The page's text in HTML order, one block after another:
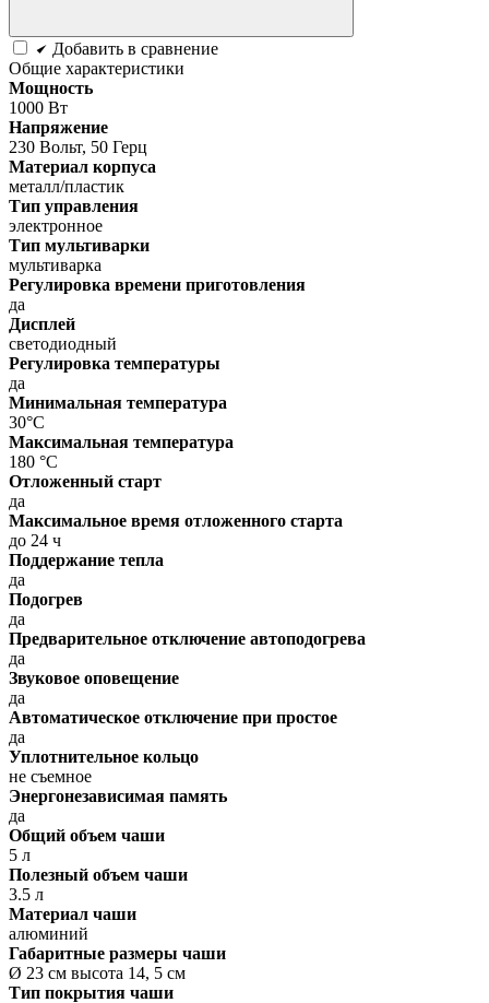
Добавить в сравнение
Общие характеристики
Мощность
1000 Вт
Напряжение
230 Вольт, 50 Герц
Материал корпуса
металл/пластик
Тип управления
электронное
Тип мультиварки
мультиварка
Регулировка времени приготовления
да
Дисплей
светодиодный
Регулировка температуры
да
Минимальная температура
30°C
Максимальная температура
180 °C
Отложенный старт
да
Максимальное время отложенного старта
до 24 ч
Поддержание тепла
да
Подогрев
да
Предварительное отключение автоподогрева
да
Звуковое оповещение
да
Автоматическое отключение при простое
да
Уплотнительное кольцо
не съемное
Энергонезависимая память
да
Общий объем чаши
5 л
Полезный объем чаши
3.5 л
Материал чаши
алюминий
Габаритные размеры чаши
Ø 23 см высота 14, 5 см
Тип покрытия чаши